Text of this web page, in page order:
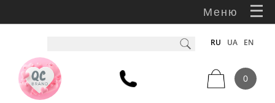
Меню
RU UA EN
0